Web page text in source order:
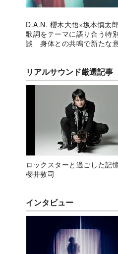
D.A.N. 櫻木大悟×坂本慎太郎
歌詞をテーマに語り合う特
談 身体との共鳴で新たな
リアルサウンド厳選記事
ロックスターと過ごした記
櫻井敦司
インタビュー